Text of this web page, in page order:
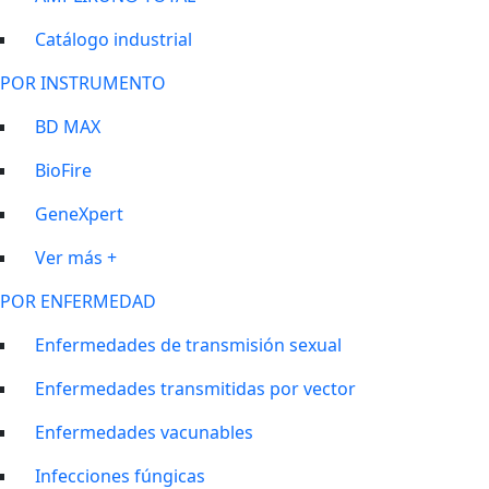
Catálogo industrial
POR INSTRUMENTO
BD MAX
BioFire
GeneXpert
Ver más +
POR ENFERMEDAD
Enfermedades de transmisión sexual
Enfermedades transmitidas por vector
Enfermedades vacunables
Infecciones fúngicas